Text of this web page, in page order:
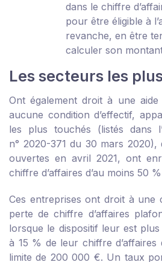
dans le chiffre
pour être éligible à
revanche, en être
calculer son
Les secteurs les
Ont également droit à une
aucune condition d’effectif,
les plus touchés (listés dans
n° 2020-371 du 30 mars 2020),
ouvertes en avril 2021, ont
chiffre d’affaires d’au moins 50
Ces entreprises ont droit à une
perte de chiffre d’affaires
lorsque le dispositif leur est
à 15 % de leur chiffre
limite de 200 000 €. Un taux